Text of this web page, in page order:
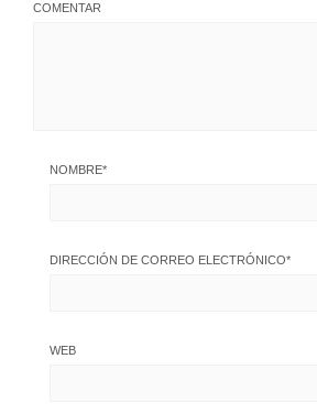
COMENTAR
NOMBRE*
DIRECCIÓN DE CORREO ELECTRÓNICO*
WEB